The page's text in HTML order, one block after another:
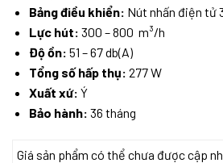
Bảng điều khiển: Nút nhấn điện tử
Lực hút: 300 – 800 m³/h
Độ ồn: 51 – 67 db(A)
Tổng số hấp thụ: 277 W
Xuất xứ: Ý
Bảo hành: 36 tháng
Giá sản phẩm có thể chưa được cập